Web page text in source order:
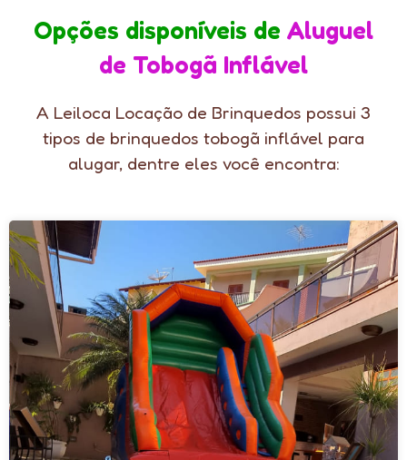
Opções disponíveis de Aluguel
de Tobogã Inflável
A Leiloca Locação de Brinquedos possui 3
tipos de brinquedos tobogã inflável para
alugar, dentre eles você encontra: